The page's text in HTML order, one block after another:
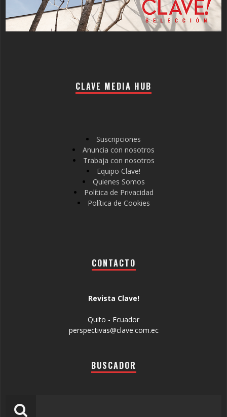
CLAVE MEDIA HUB
Suscripciones
Anuncia con nosotros
Trabaja con nosotros
Equipo Clave!
Quienes Somos
Política de Privacidad
Política de Cookies
CONTACTO
Revista Clave!
Quito - Ecuador
perspectivas@clave.com.ec
BUSCADOR